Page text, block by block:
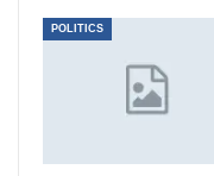
POLITICS